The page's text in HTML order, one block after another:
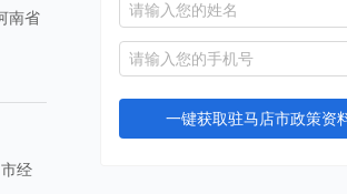
南省
经
一键获取驻马店市政策资